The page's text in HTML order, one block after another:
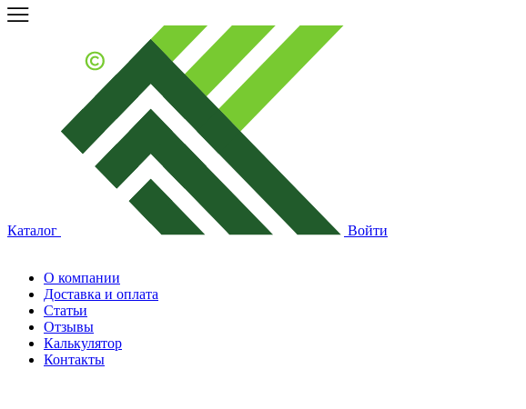
Каталог Войти
О компании
Доставка и оплата
Статьи
Отзывы
Калькулятор
Контакты